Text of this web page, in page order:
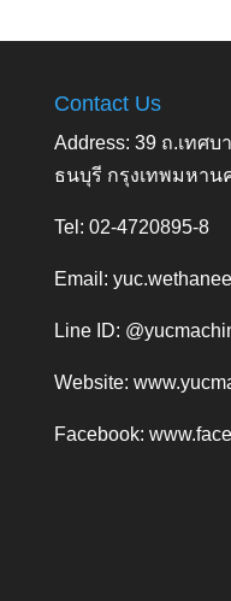
Contact Us
Address: 39 ถ.เทศ
ธนบุรี กรุงเทพมหาน
Tel: 02-4720895-8
Email:
Line ID:
Website:
Facebook: